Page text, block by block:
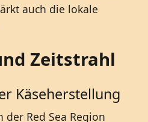
auch die lokale
Zeitstrahl
Käseherstellung
Red Sea Region